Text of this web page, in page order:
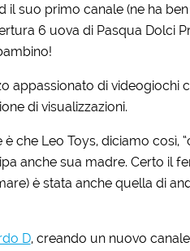
il suo primo canale (ne ha
6 uova di Pasqua Dolci
appassionato di videogiochi
di visualizzazioni.
che Leo Toys, diciamo così,
anche sua madre. Certo il
è stata anche quella di
D, creando un nuovo